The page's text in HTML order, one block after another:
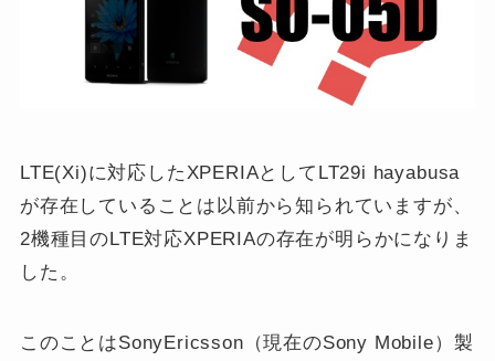
LTE(Xi)に対応したXPERIAとしてLT29i hayabusa
が存在していることは以前から知られていますが、
2機種目のLTE対応XPERIAの存在が明らかになりま
した。
このことはSonyEricsson（現在のSony Mobile）製